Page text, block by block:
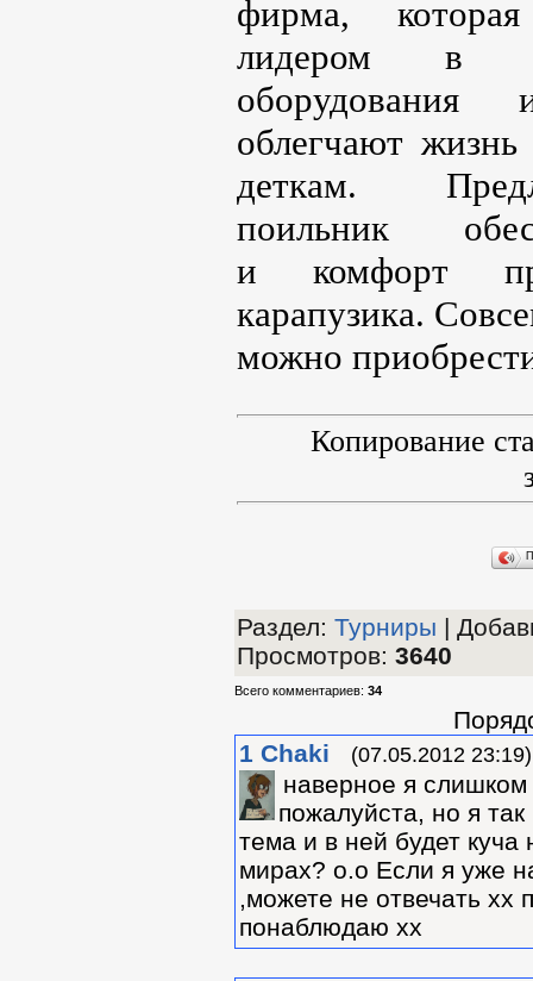
фирма,
лидером в
оборудования
облегчают
деткам.
поильник
и комфорт
карапузика.
можно
Копирование
Раздел: Турниры |
Просмотров: 3640
Всего комментариев: 34
1 Chaki (07.05.2012 23:19)
наверное я
пожалуйста, но я
тема и в ней будет куча
мирах? о.о Если я уже
,можете не отвечать хх
понаблюдаю хх